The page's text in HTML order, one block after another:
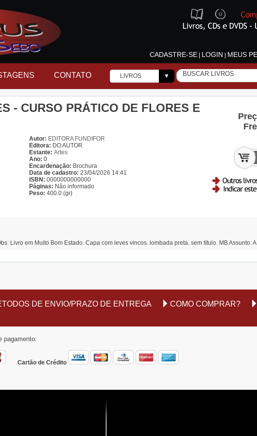
CADASTRE-SE LOGIN MEUS
CONTATO LIVROS ▼
- CURSO PRÁTICO DE FLORES E
Autor: EDITORA FUNDIFOR
Editora: DO AUTOR
Estante: Artes
Ano: 0
Encardenação: Brochura
Data de cadastro: 23/04/2026 14:41
ISBN: 0000000000000
Páginas: Não informado
Peso: 400.0 (gr)
Livro em Muito Bom Estado. Capa com leves vincos. lombada preta, sem título. MB Assunto:
DE ENVIO/PRAZO DE ENTREGA COMO COMPRAR?
pagamento:
Cartão de Crédito